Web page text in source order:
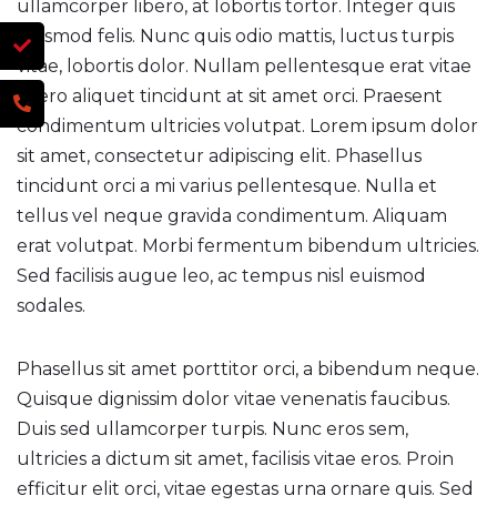
ullamcorper libero, at lobortis tortor. Integer quis
euismod felis. Nunc quis odio mattis, luctus turpis
vitae, lobortis dolor. Nullam pellentesque erat vitae
libero aliquet tincidunt at sit amet orci. Praesent
condimentum ultricies volutpat. Lorem ipsum dolor
sit amet, consectetur adipiscing elit. Phasellus
tincidunt orci a mi varius pellentesque. Nulla et
tellus vel neque gravida condimentum. Aliquam
erat volutpat. Morbi fermentum bibendum ultricies.
Sed facilisis augue leo, ac tempus nisl euismod
sodales.
Phasellus sit amet porttitor orci, a bibendum neque.
Quisque dignissim dolor vitae venenatis faucibus.
Duis sed ullamcorper turpis. Nunc eros sem,
ultricies a dictum sit amet, facilisis vitae eros. Proin
efficitur elit orci, vitae egestas urna ornare quis. Sed